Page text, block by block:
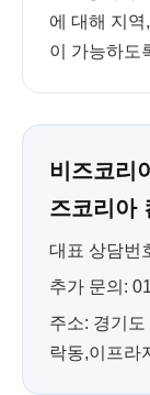
에 대해 지
이 가능하도
비즈코리
즈코리아
대표 상담번
추가 문의:
주소: 경기
락동,이프라